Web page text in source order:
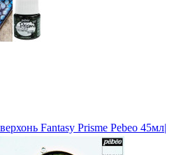
Fantasy Prisme Pebeo 45мл|